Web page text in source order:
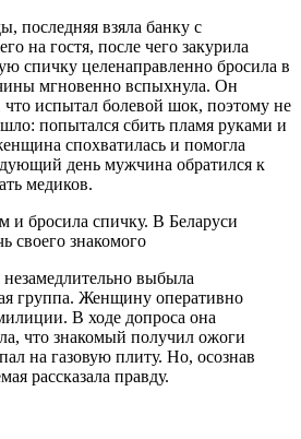
последняя взяла банку с
на гостя, после чего закурила
спичку целенаправленно бросила в
мгновенно вспыхнула. Он
что испытал болевой шок, поэтому не
попытался сбить пламя руками и
спохватилась и помогла
день мужчина обратился к
медиков.
выбыла
группа. Женщину оперативно
В ходе допроса она
что знакомый получил ожоги
на газовую плиту. Но, осознав
рассказала правду.